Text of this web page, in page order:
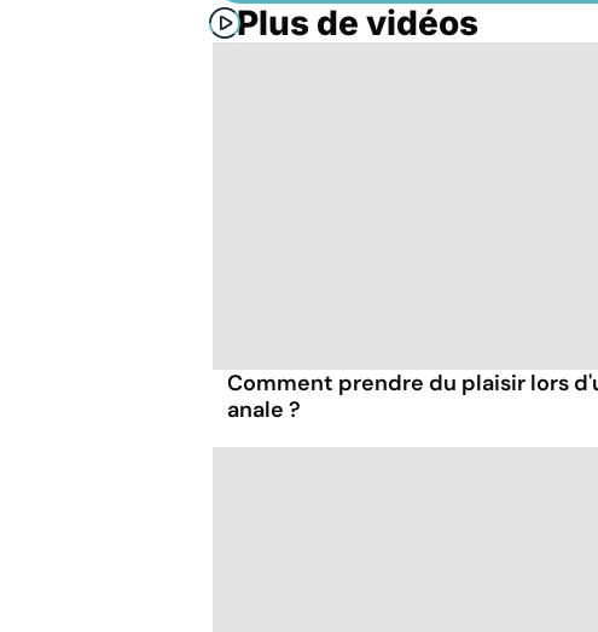
Plus de vidéos
Comment prendre du plaisir lors
anale ?